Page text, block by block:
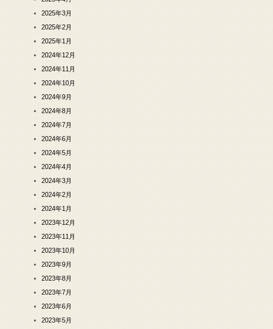
2025年3月
2025年2月
2025年1月
2024年12月
2024年11月
2024年10月
2024年9月
2024年8月
2024年7月
2024年6月
2024年5月
2024年4月
2024年3月
2024年2月
2024年1月
2023年12月
2023年11月
2023年10月
2023年9月
2023年8月
2023年7月
2023年6月
2023年5月